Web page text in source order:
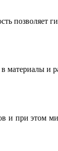
позволяет
материалы и
и при этом